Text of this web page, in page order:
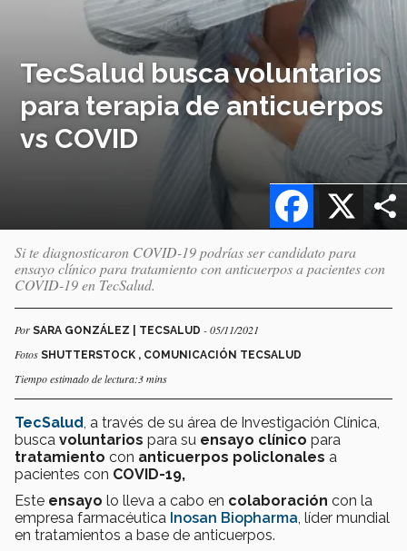
TecSalud busca voluntarios
para terapia de anticuerpos
vs COVID
X
Facebook
Si te diagnosticaron COVID-19 podrías ser candidato para
ensayo clínico para tratamiento con anticuerpos a pacientes con
COVID-19 en TecSalud.
Por SARA GONZÁLEZ | TECSALUD - 05/11/2021
Fotos SHUTTERSTOCK , COMUNICACIÓN TECSALUD
Tiempo estimado de lectura:3 mins
TecSalud , a través de su área de Investigación Clínica,
busca voluntarios para su ensayo clínico para
tratamiento con anticuerpos policlonales a
pacientes con COVID-19,
Este ensayo lo lleva a cabo en colaboración con la
empresa farmacéutica Inosan Biopharma , líder mundial
en tratamientos a base de anticuerpos.